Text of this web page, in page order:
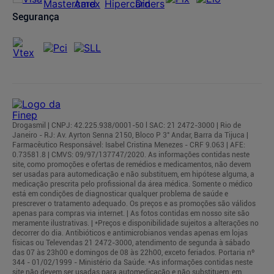
Segurança
Drogasmil | CNPJ: 42.225.938/0001-50 l SAC: 21 2472-3000 | Rio de
Janeiro - RJ: Av. Ayrton Senna 2150, Bloco P 3° Andar, Barra da Tijuca |
Farmacêutico Responsável: Isabel Cristina Menezes - CRF 9.063 | AFE:
0.73581.8 | CMVS: 09/97/137747/2020. As informações contidas neste
site, como promoções e ofertas de remédios e medicamentos, não devem
ser usadas para automedicação e não substituem, em hipótese alguma, a
medicação prescrita pelo profissional da área médica. Somente o médico
está em condições de diagnosticar qualquer problema de saúde e
prescrever o tratamento adequado. Os preços e as promoções são válidos
apenas para compras via internet. | As fotos contidas em nosso site são
meramente ilustrativas. | *Preços e disponibilidade sujeitos a alterações no
decorrer do dia. Antibióticos e antimicrobianos vendas apenas em lojas
físicas ou Televendas 21 2472-3000, atendimento de segunda à sábado
das 07 às 23h00 e domingos de 08 às 22h00, exceto feriados. Portaria nº
344 - 01/02/1999 - Ministério da Saúde. *As informações contidas neste